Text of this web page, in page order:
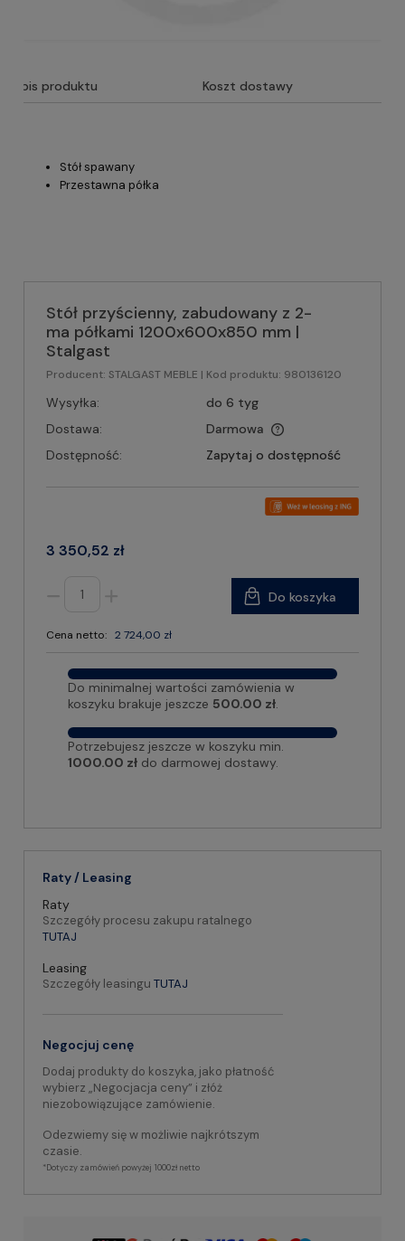
Opis produktu Koszt dostawy
Stół spawany
Przestawna półka
Stół przyścienny, zabudowany z 2-
ma półkami 1200x600x850 mm |
Stalgast
Producent: STALGAST MEBLE | Kod produktu: 980136120
Wysyłka:
do 6 tyg
Dostawa:
Darmowa
Dostępność:
Zapytaj o dostępność
3 350,52 zł
Cena netto: 2 724,00 zł
Do koszyka
Do minimalnej wartości zamówienia w
koszyku brakuje jeszcze 500.00 zł.
Potrzebujesz jeszcze w koszyku min.
1000.00 zł do darmowej dostawy.
Raty / Leasing
Raty
Szczegóły procesu zakupu ratalnego
TUTAJ
Leasing
Szczegóły leasingu TUTAJ
Negocjuj cenę
Dodaj produkty do koszyka, jako płatność
wybierz „Negocjacja ceny” i złóż
niezobowiązujące zamówienie.
Odezwiemy się w możliwie najkrótszym
czasie.
*Dotyczy zamówień powyżej 1000zł netto